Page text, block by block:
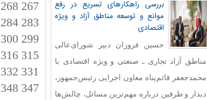
بررسی راهکارهای تسریع در رفع
موانع و توسعه مناطق آزاد و ویژه
اقتصادی
حسین فروزان دبیر شورای‌عالی
مناطق آزاد تجاری ـ صنعتی و ویژه اقتصادی با
محمدجعفر قائم‌پناه معاون اجرایی رئیس‌جمهور،
دیدار و طرفین درباره مهم‌ترین مسائل، چالش‌ها
267
268
283
284
299
300
315
316
331
332
347
348